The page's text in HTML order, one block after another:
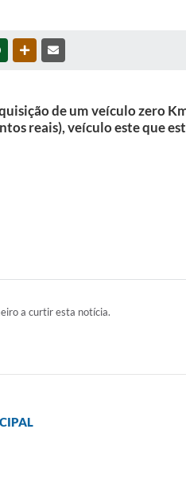
WHATSAPPOUTRAS MÍDIAS
de um veículo zero
reais), veículo este que
a curtir esta notícia.